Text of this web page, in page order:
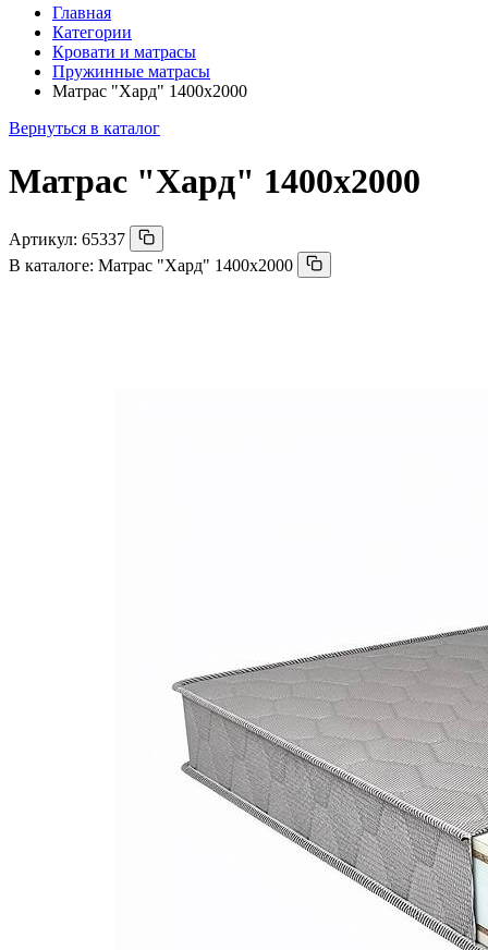
Главная
Категории
Кровати и матрасы
Пружинные матрасы
Матрас "Хард" 1400х2000
Вернуться в каталог
Матрас "Хард" 1400х2000
Артикул: 65337
В каталоге: Матрас "Хард" 1400х2000